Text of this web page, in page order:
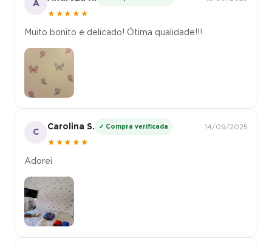
★★★★★
Muito bonito e delicado! Ótima qualidade!!!
C
Carolina S.
★★★★★
14/09/2025
Adorei